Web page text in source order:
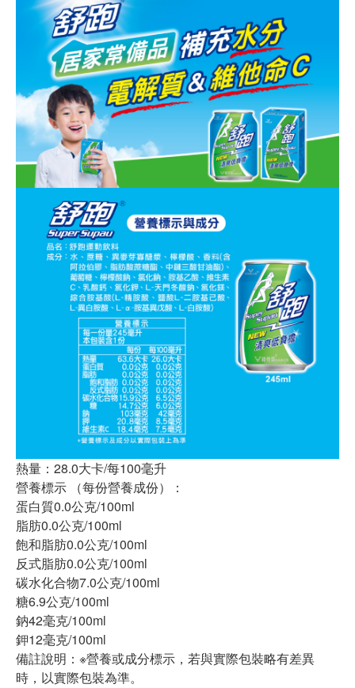
熱量：28.0大卡/每100毫升
營養標示 （每份營養成份）：
蛋白質0.0公克/100ml
脂肪0.0公克/100ml
飽和脂肪0.0公克/100ml
反式脂肪0.0公克/100ml
碳水化合物7.0公克/100ml
糖6.9公克/100ml
鈉42毫克/100ml
鉀12毫克/100ml
備註說明：※營養或成分標示，若與實際包裝略有差異
時，以實際包裝為準。